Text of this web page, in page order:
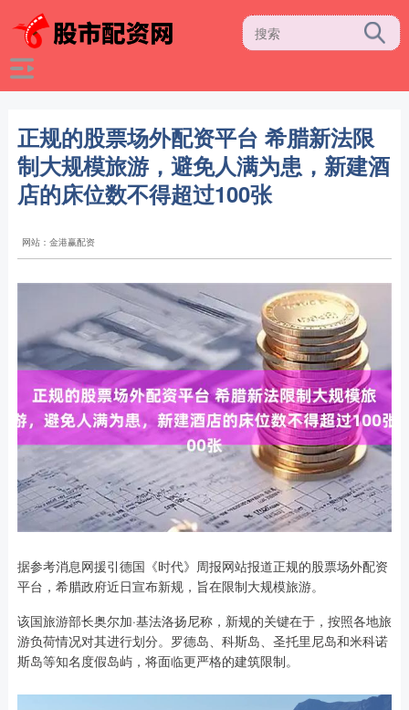
正规的股票场外配资平台 希腊新法限
制大规模旅游，避免人满为患，新建酒
店的床位数不得超过100张
网站：金港赢配资
据参考消息网援引德国《时代》周报网站报道正规的股票场外配资
平台，希腊政府近日宣布新规，旨在限制大规模旅游。
该国旅游部长奥尔加·基法洛扬尼称，新规的关键在于，按照各地旅
游负荷情况对其进行划分。罗德岛、科斯岛、圣托里尼岛和米科诺
斯岛等知名度假岛屿，将面临更严格的建筑限制。